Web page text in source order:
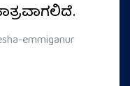
emmiganur